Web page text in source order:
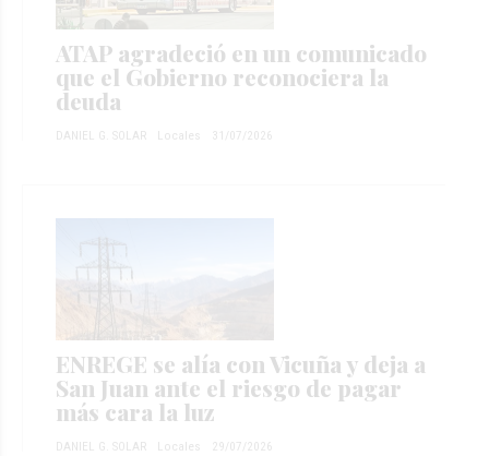
ATAP agradeció en un comunicado
que el Gobierno reconociera la
deuda
DANIEL G. SOLAR Locales 31/07/2026
ENREGE se alía con Vicuña y deja a
San Juan ante el riesgo de pagar
más cara la luz
DANIEL G. SOLAR Locales 29/07/2026